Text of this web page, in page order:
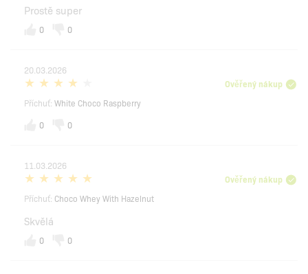
Prostě super
0 0
20.03.2026
Ověřený nákup
Příchuť: White Choco Raspberry
0
0
11.03.2026
Ověřený nákup
Příchuť: Choco Whey With Hazelnut
Skvělá
0 0